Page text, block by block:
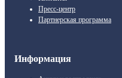
Пресс-центр
Партнерская программа
Информация